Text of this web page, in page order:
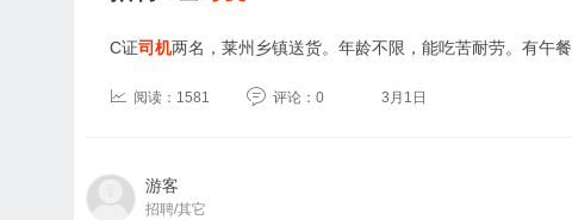
C证司机两名，莱州乡镇送货。年龄不限，能吃苦耐劳。有午餐
阅读：1581 评论：0 3月1日
游客
招聘/其它